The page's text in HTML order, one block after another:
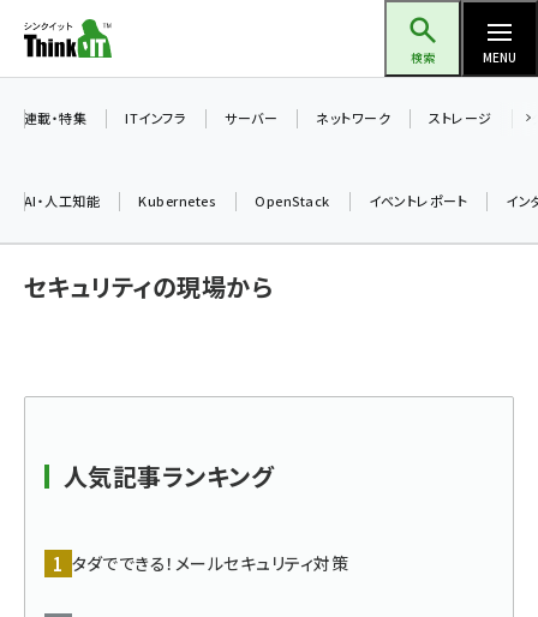
ン
ツ
検索 MENU
北海道をのんびり旅する晴山佳須夫のヒント集！ (2008)
genai (1468)
連載・特集 ITインフラ サーバー ネットワーク ストレージ
AI・人工知能 Kubernetes OpenStack イベントレポート イン
セキュリティの現場から
人気記事ランキング
タダでできる！メールセキュリティ対策